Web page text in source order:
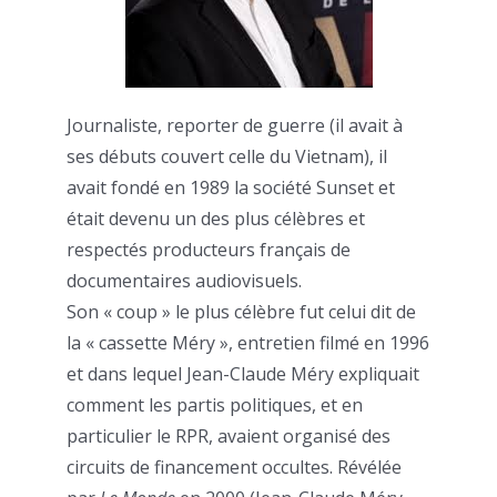
Journaliste, reporter de guerre (il avait à
ses débuts couvert celle du Vietnam), il
avait fondé en 1989 la société Sunset et
était devenu un des plus célèbres et
respectés producteurs français de
documentaires audiovisuels.
Son « coup » le plus célèbre fut celui dit de
la « cassette Méry », entretien filmé en 1996
et dans lequel Jean-Claude Méry expliquait
comment les partis politiques, et en
particulier le RPR, avaient organisé des
circuits de financement occultes. Révélée